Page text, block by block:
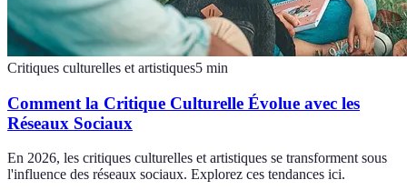
Critiques culturelles et artistiques5 min
Comment la Critique Culturelle Évolue avec les
Réseaux Sociaux
En 2026, les critiques culturelles et artistiques se transforment sous
l'influence des réseaux sociaux. Explorez ces tendances ici.